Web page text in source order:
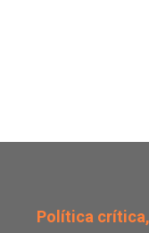
Política crítica,